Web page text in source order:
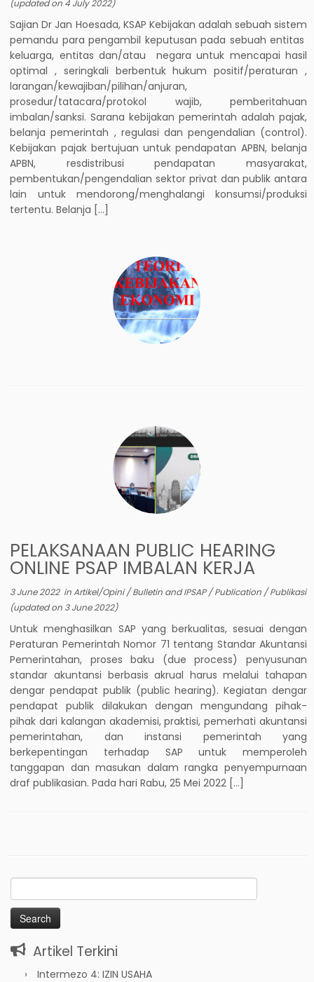
(updated on 4 July 2022)
Sajian Dr Jan Hoesada, KSAP Kebijakan adalah sebuah sistem
pemandu para pengambil keputusan pada sebuah entitas
keluarga, entitas dan/atau negara untuk mencapai hasil
optimal , seringkali berbentuk hukum positif/peraturan ,
larangan/kewajiban/pilihan/anjuran,
prosedur/tatacara/protokol wajib, pemberitahuan
imbalan/sanksi. Sarana kebijakan pemerintah adalah pajak,
belanja pemerintah , regulasi dan pengendalian (control).
Kebijakan pajak bertujuan untuk pendapatan APBN, belanja
APBN, resdistribusi pendapatan masyarakat,
pembentukan/pengendalian sektor privat dan publik antara
lain untuk mendorong/menghalangi konsumsi/produksi
tertentu. Belanja […]
PELAKSANAAN PUBLIC HEARING
ONLINE PSAP IMBALAN KERJA
3 June 2022inArtikel/Opini/Bulletin and IPSAP/Publication /Publikasi
(updated on 3 June 2022)
Untuk menghasilkan SAP yang berkualitas, sesuai dengan
Peraturan Pemerintah Nomor 71 tentang Standar Akuntansi
Pemerintahan, proses baku (due process) penyusunan
standar akuntansi berbasis akrual harus melalui tahapan
dengar pendapat publik (public hearing). Kegiatan dengar
pendapat publik dilakukan dengan mengundang pihak-
pihak dari kalangan akademisi, praktisi, pemerhati akuntansi
pemerintahan, dan instansi pemerintah yang
berkepentingan terhadap SAP untuk memperoleh
tanggapan dan masukan dalam rangka penyempurnaan
draf publikasian. Pada hari Rabu, 25 Mei 2022 […]
Search
for:
Artikel Terkini
Intermezo 4: IZIN USAHA